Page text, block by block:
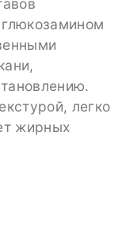
легко
жирных